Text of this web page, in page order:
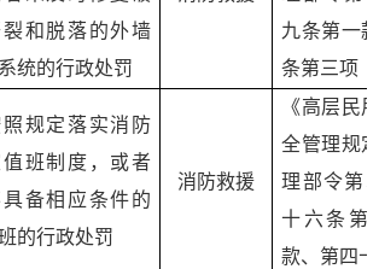
和脱落的外墙
统的行政处罚
九条第一
条第三项
规定落实消防
班制度，或者
备相应条件的
的行政处罚
消防救援
《高层民
全管理规
理部令第
十六条第
款、第四